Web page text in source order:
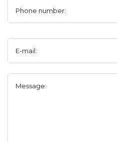
Phone number:
E-mail:
Message: